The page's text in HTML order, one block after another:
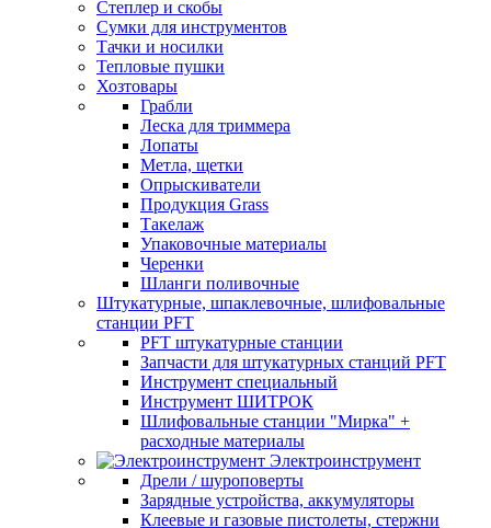
Степлер и скобы
Сумки для инструментов
Тачки и носилки
Тепловые пушки
Хозтовары
Грабли
Леска для триммера
Лопаты
Метла, щетки
Опрыскиватели
Продукция Grass
Такелаж
Упаковочные материалы
Черенки
Шланги поливочные
Штукатурные, шпаклевочные, шлифовальные
станции PFT
PFT штукатурные станции
Запчасти для штукатурных станций PFT
Инструмент специальный
Инструмент ШИТРОК
Шлифовальные станции "Мирка" +
расходные материалы
Электроинструмент
Дрели / шуроповерты
Зарядные устройства, аккумуляторы
Клеевые и газовые пистолеты, стержни